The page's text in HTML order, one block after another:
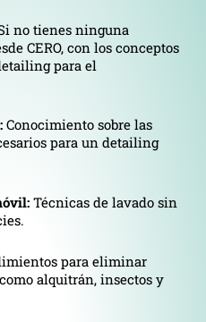
no tienes ninguna
CERO, con los conceptos
para el
Conocimiento sobre las
para un detailing
Técnicas de lavado sin
para eliminar
alquitrán, insectos y